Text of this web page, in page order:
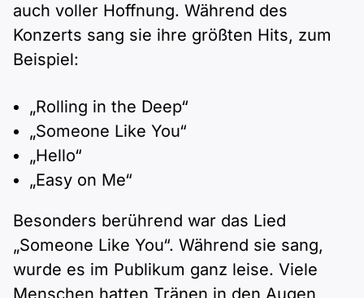
auch voller Hoffnung. Während des
Konzerts sang sie ihre größten Hits, zum
Beispiel:
„Rolling in the Deep“
„Someone Like You“
„Hello“
„Easy on Me“
Besonders berührend war das Lied
„Someone Like You“. Während sie sang,
wurde es im Publikum ganz leise. Viele
Menschen hatten Tränen in den Augen,